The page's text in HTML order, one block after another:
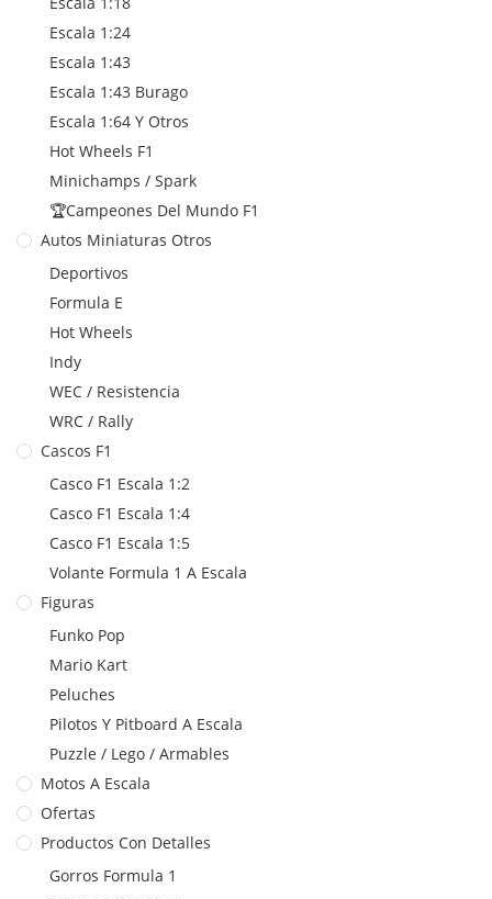
Escala 1:24
Escala 1:43
Escala 1:43 Burago
Escala 1:64 Y Otros
Hot Wheels F1
Minichamps / Spark
🏆Campeones Del Mundo F1
Autos Miniaturas Otros
Deportivos
Formula E
Hot Wheels
Indy
WEC / Resistencia
WRC / Rally
Cascos F1
Casco F1 Escala 1:2
Casco F1 Escala 1:4
Casco F1 Escala 1:5
Volante Formula 1 A Escala
Figuras
Funko Pop
Mario Kart
Peluches
Pilotos Y Pitboard A Escala
Puzzle / Lego / Armables
Motos A Escala
Ofertas
Productos Con Detalles
Gorros Formula 1